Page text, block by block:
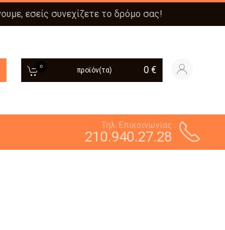
εσείς συνεχίζετε το δρόμο σας!
0 προϊόν(τα) 0 €
Τηλ. Επικοινωνίας
210.940.27.28